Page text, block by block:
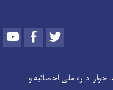
Youtube Facebook
اداره ملی احصائیه و